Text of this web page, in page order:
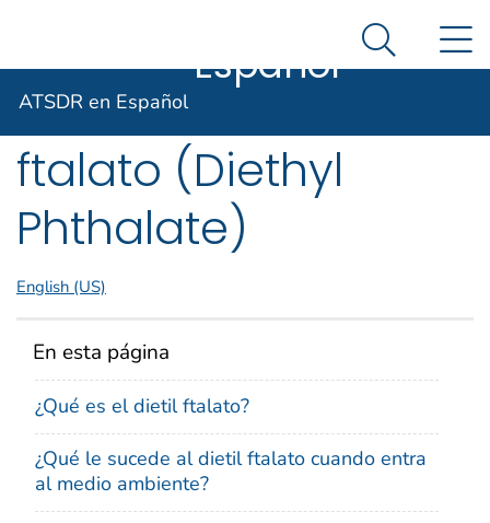
Agencia para Sustancias Tóxicas y el Registro de
ATSDR en
Español Search
ATSDR en Español
ToxFAQs™ – Dietil
ftalato (Diethyl
Phthalate)
English (US)
En esta página
¿Qué es el dietil ftalato?
¿Qué le sucede al dietil ftalato cuando entra
al medio ambiente?